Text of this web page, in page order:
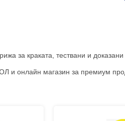
за краката, тествани и
и онлайн магазин за премиум